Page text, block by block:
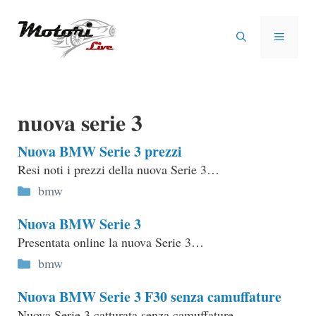
MENU
nuova serie 3
Nuova BMW Serie 3 prezzi
Resi noti i prezzi della nuova Serie 3…
Categorie
bmw
Nuova BMW Serie 3
Presentata online la nuova Serie 3…
Categorie
bmw
Nuova BMW Serie 3 F30 senza camuffature